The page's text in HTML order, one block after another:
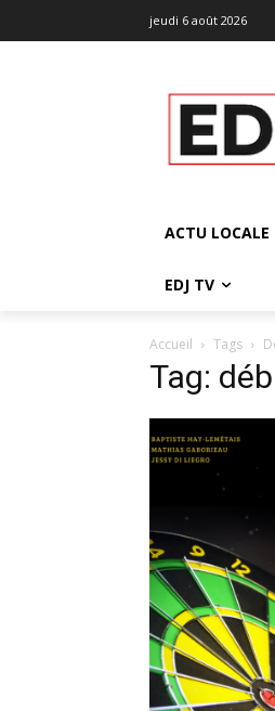
jeudi 6 août 2026
ACTU LOCALE
EDJ TV
Accueil Tags
Tag: